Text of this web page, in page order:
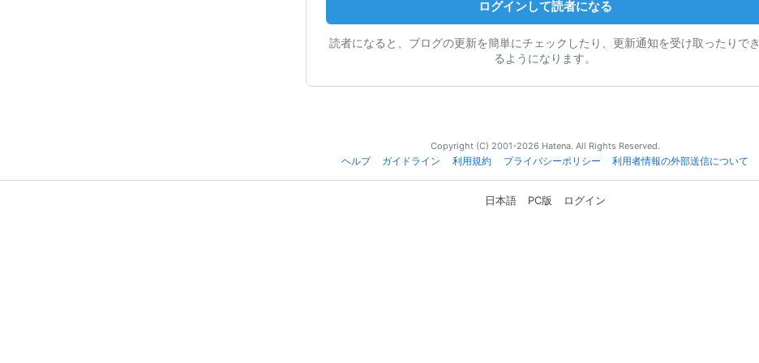
ログインして読者になる
読者になると、ブログの更新を簡単にチェックしたり、更新通知を受け取ったりでき
るようになります。
Copyright (C) 2001-2026 Hatena. All Rights Reserved.
ヘルプ
ガイドライン 利用規約 プライバシーポリシー 利用者情報の外部送信について
日本語 PC版 ログイン